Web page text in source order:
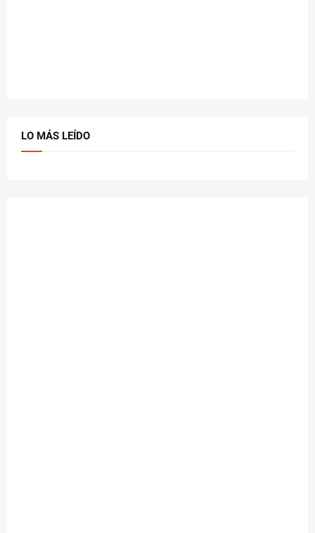
LO MÁS LEÍDO